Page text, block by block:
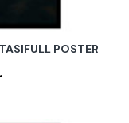
POSTER